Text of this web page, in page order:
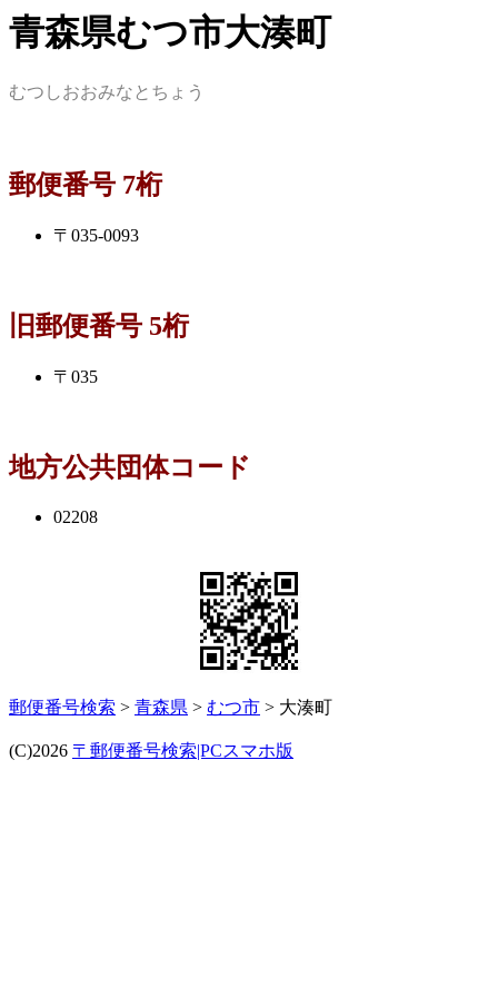
青森県むつ市大湊町
むつしおおみなとちょう
郵便番号 7桁
〒035-0093
旧郵便番号 5桁
〒035
地方公共団体コード
02208
郵便番号検索 > 青森県 > むつ市 > 大湊町
(C)2026 〒郵便番号検索|PCスマホ版